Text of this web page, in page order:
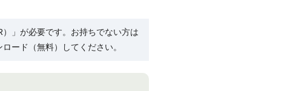
」が必要です。お持ちでない方は
ード（無料）してください。